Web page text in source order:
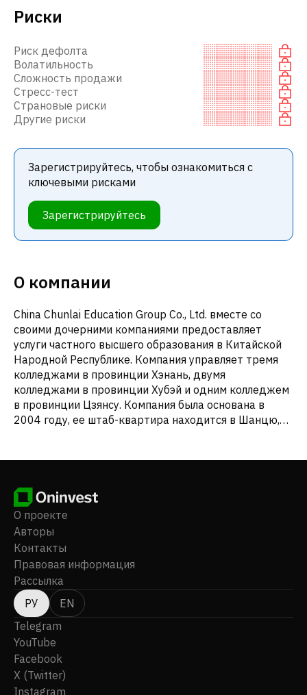
Риски
Риск дефолта
Волатильность
Сложность продажи
Стресс-тест
Страновые риски
Другие риски
Зарегистрируйтесь, чтобы ознакомиться с
ключевыми рисками
Зарегистрируйтесь
О компании
China Chunlai Education Group Co., Ltd. вместе со
своими дочерними компаниями предоставляет
услуги частного высшего образования в Китайской
Народной Республике. Компания управляет тремя
колледжами в провинции Хэнань, двумя
колледжами в провинции Хубэй и одним колледжем
в провинции Цзянсу. Компания была основана в
2004 году, ее штаб-квартира находится в Шанцю,
компанией Chunlai Investment Co., Limited.
О проекте
Авторы
Контакты
Правовая информация
Рассылка
РУ
EN
Telegram
YouTube
Facebook
X (Twitter)
Instagram